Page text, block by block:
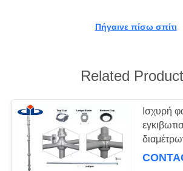
ΕΠΙΚΟΙΝΩΝΉΣΤΕ
ΖΗΤΉΣΤΕ
ΈΝΑ
ΑΠΌΣΠΑΣΜΑ
Πήγαινε πίσω σπίτι
Related
Ισχυρή
48.3-48.6